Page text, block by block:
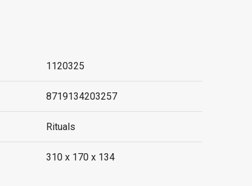
1120325
8719134203257
Rituals
310 x 170 x 134